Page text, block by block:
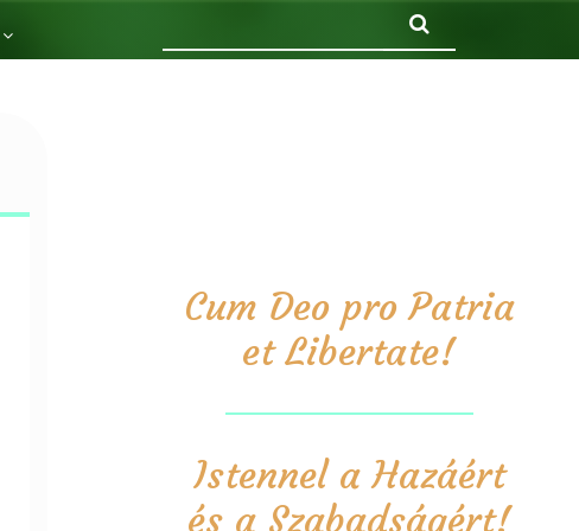
Cum Deo pro Patria
et Libertate!
Istennel a Hazáért
és a Szabadságért!